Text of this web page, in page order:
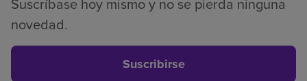
Suscríbase hoy mismo y no se pierda ninguna
novedad.
Suscribirse